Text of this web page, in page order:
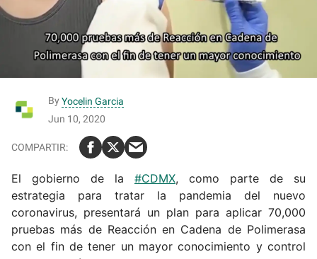
By Yocelin Garcia
Jun 10, 2020
El gobierno de la #CDMX, como parte de su
estrategia para tratar la pandemia del nuevo
coronavirus, presentará un plan para aplicar 70,000
pruebas más de Reacción en Cadena de Polimerasa
con el fin de tener un mayor conocimiento y control